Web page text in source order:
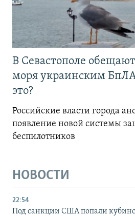
В Севастополе
моря украинским
это?
Российские власти города
появление новой системы
беспилотников
НОВОСТИ
22:54
Под санкции США попали